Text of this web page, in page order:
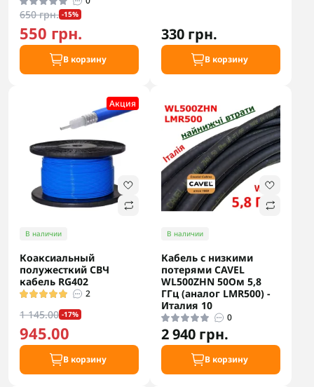
650 грн. -15%
550 грн.
В корзину
330 грн.
В корзину
Акция
В наличии
Коаксиальный
полужесткий СВЧ
кабель RG402
2
1 145.00 -17%
945.00
В корзину
В наличии
Кабель с низкими
потерями CAVEL
WL500ZHN 50Ом 5,8
ГГц (аналог LMR500) -
Италия 10
0
2 940 грн.
В корзину